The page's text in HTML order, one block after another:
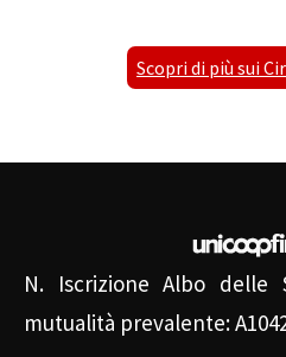
Scopri di più sui
N. Iscrizione Albo delle
mutualità prevalente: